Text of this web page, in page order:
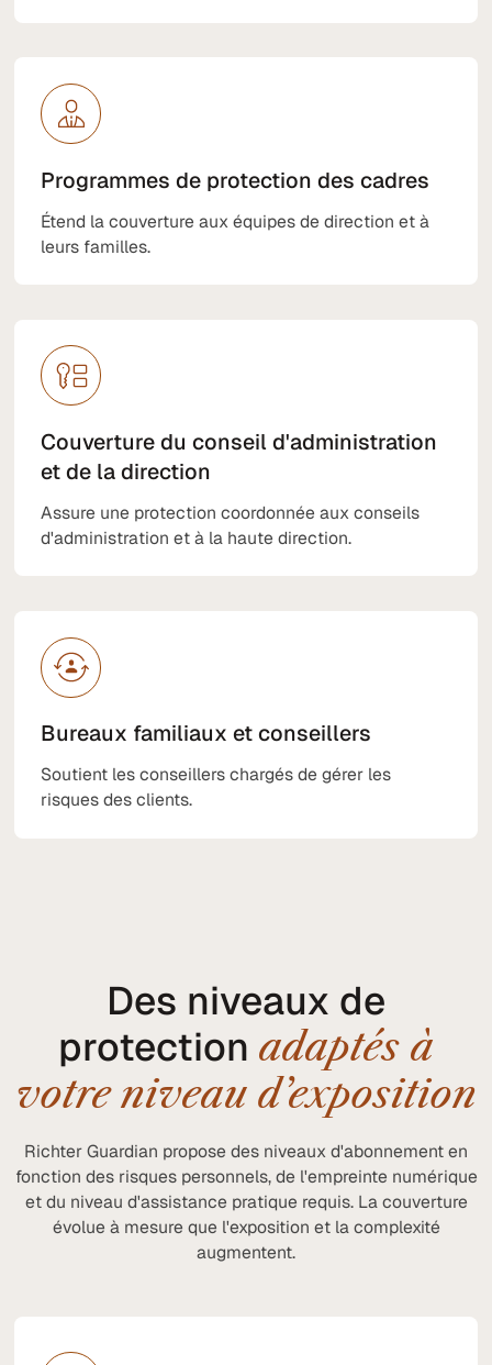
Programmes de protection des cadres
Étend la couverture aux équipes de direction et à
leurs familles.
Couverture du conseil d'administration
et de la direction
Assure une protection coordonnée aux conseils
d'administration et à la haute direction.
Bureaux familiaux et conseillers
Soutient les conseillers chargés de gérer les
risques des clients.
Des niveaux de
protection adaptés à
votre niveau d’exposition
Richter Guardian propose des niveaux d'abonnement en
fonction des risques personnels, de l'empreinte numérique
et du niveau d'assistance pratique requis. La couverture
évolue à mesure que l'exposition et la complexité
augmentent.